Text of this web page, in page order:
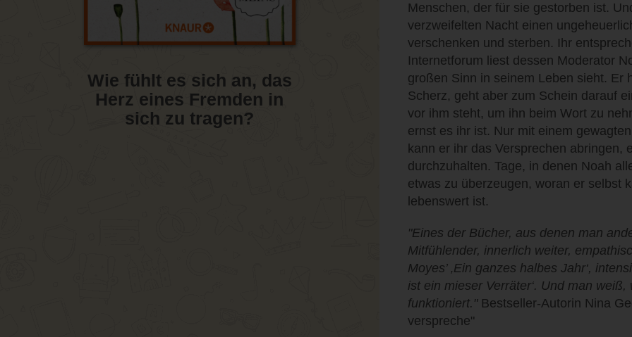
Wie fühlt es sich an, das
Herz eines Fremden in
sich zu tragen?
Menschen, der für sie gestorben ist.
verzweifelten Nacht einen
verschenken und sterben. Ihr
Internetforum liest dessen Moderator
großen Sinn in seinem Leben sieht. Er
Scherz, geht aber zum Schein darauf
vor ihm steht, um ihn beim Wort zu
ernst es ihr ist. Nur mit einem
kann er ihr das Versprechen abringen,
durchzuhalten. Tage, in denen Noah
etwas zu überzeugen, woran er selbst
lebenswert ist.
"Eines der Bücher, aus denen man
Mitfühlender, innerlich weiter,
Moyes’ ‚Ein ganzes halbes Jahr‘,
ist ein mieser Verräter‘. Und man
funktioniert."Bestseller-Autorin Nina
verspreche"